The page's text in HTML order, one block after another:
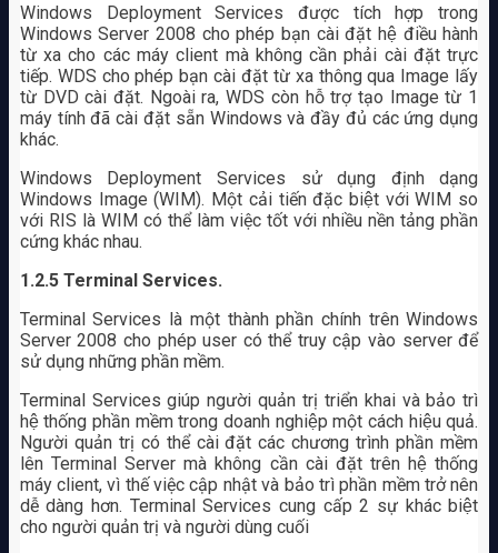
Windows Deployment Services được tích hợp trong
Windows Server 2008 cho phép bạn cài đặt hệ điều hành
từ xa cho các máy client mà không cần phải cài đặt trực
tiếp. WDS cho phép bạn cài đặt từ xa thông qua Image lấy
từ DVD cài đặt. Ngoài ra, WDS còn hỗ trợ tạo Image từ 1
máy tính đã cài đặt sẵn Windows và đầy đủ các ứng dụng
khác.
Windows Deployment Services sử dụng định dạng
Windows Image (WIM). Một cải tiến đặc biệt với WIM so
với RIS là WIM có thể làm việc tốt với nhiều nền tảng phần
cứng khác nhau.
1.2.5 Terminal Services.
Terminal Services là một thành phần chính trên Windows
Server 2008 cho phép user có thể truy cập vào server để
sử dụng những phần mềm.
Terminal Services giúp người quản trị triển khai và bảo trì
hệ thống phần mềm trong doanh nghiệp một cách hiệu quả.
Người quản trị có thể cài đặt các chương trình phần mềm
lên Terminal Server mà không cần cài đặt trên hệ thống
máy client, vì thế việc cập nhật và bảo trì phần mềm trở nên
dễ dàng hơn. Terminal Services cung cấp 2 sự khác biệt
cho người quản trị và người dùng cuối